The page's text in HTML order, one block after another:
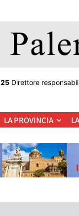
Direttore
LA PROVINCIA